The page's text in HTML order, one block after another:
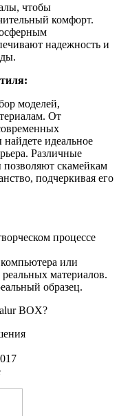
чтобы
комфорт.
надежность и
моделей,
От
идеальное
Различные
скамейкам
подчеркивая его
процессе
или
материалов.
образец.
BOX?